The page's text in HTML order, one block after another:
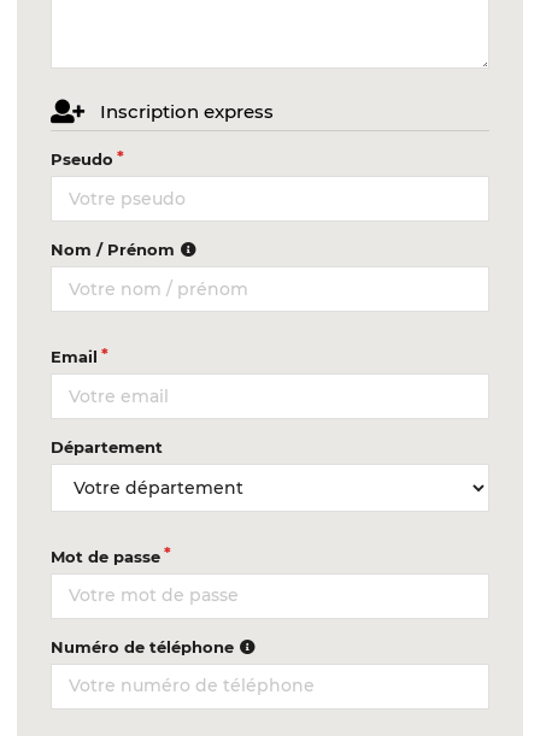
Inscription express
Pseudo
Nom / Prénom
Email
Département
Mot de passe
Numéro de téléphone